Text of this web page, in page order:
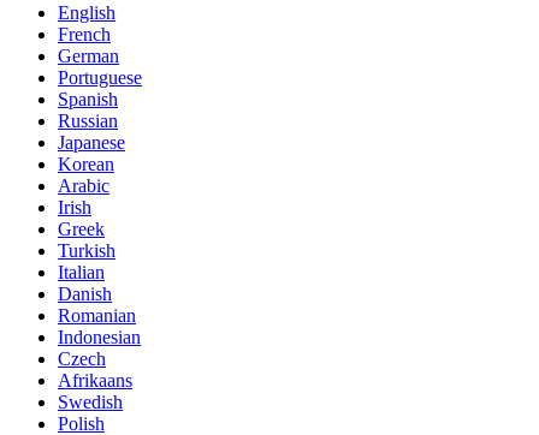
English
French
German
Portuguese
Spanish
Russian
Japanese
Korean
Arabic
Irish
Greek
Turkish
Italian
Danish
Romanian
Indonesian
Czech
Afrikaans
Swedish
Polish